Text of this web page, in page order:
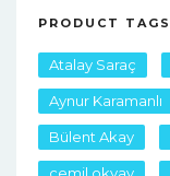
PRODUCT TAGS
Atalay Saraç
Aynur Karamanlı
Bülent Akay